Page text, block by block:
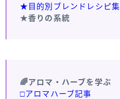
★目的別ブレンドレシピ集
★香りの系統
🌈アロマ・ハーブを学ぶ
□アロマハーブ記事